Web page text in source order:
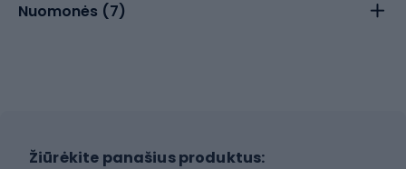
Nuomonės (7)
Žiūrėkite panašius produktus: